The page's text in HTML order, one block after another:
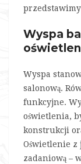
Wyspa
Wyspa
salonową.
funkcyjne.
oświetlenia,
konstrukcji
Oświetlenie z
zadaniową –